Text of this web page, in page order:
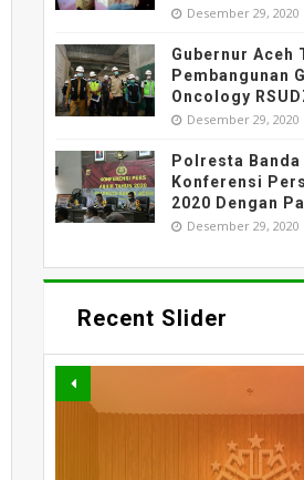
Desember 29, 2020
Gubernur Aceh
Pembangunan
Oncology
Desember 29, 2020
Polresta Banda
Konferensi
2020 Dengan
Desember 29, 2020
Recent Slider